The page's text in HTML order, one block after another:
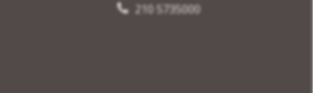
210 5735000